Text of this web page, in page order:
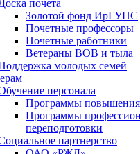
почета
Золотой фонд ИрГУПС
Почетные профессоры
Почетные работники
Ветераны ВОВ и тыла
молодых семей
персонала
Программы
Программы
переподготовки
партнерство